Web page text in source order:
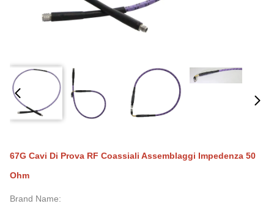
67G Cavi Di Prova RF Coassiali Assemblaggi Impedenza 50
Ohm
Brand Name: